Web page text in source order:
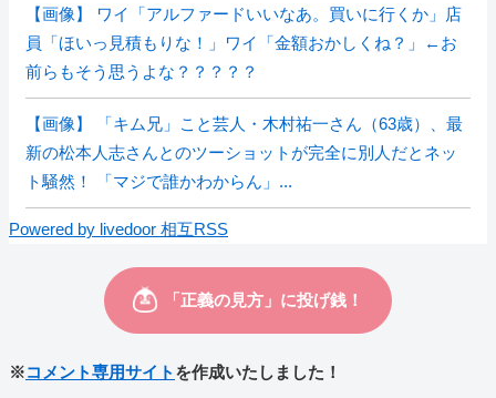
【画像】 ワイ「アルファードいいなあ。買いに行くか」店
員「ほいっ見積もりな！」ワイ「金額おかしくね？」←お
前らもそう思うよな？？？？？
【画像】 「キム兄」こと芸人・木村祐一さん（63歳）、最
新の松本人志さんとのツーショットが完全に別人だとネッ
ト騒然！ 「マジで誰かわからん」...
Powered by livedoor 相互RSS
※コメント専用サイト を作成いたしました！